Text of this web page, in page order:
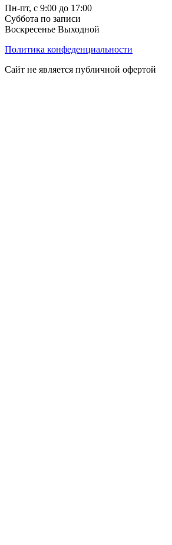
Пн-пт, с 9:00 до 17:00
Суббота по записи
Воскресенье Выходной
Политика конфеденциальности
Сайт не является публичной офертой